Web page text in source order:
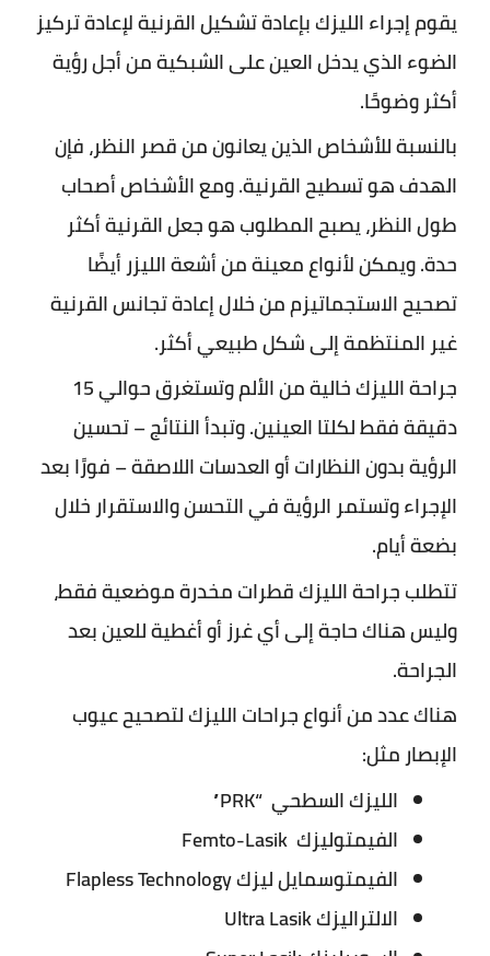
يقوم إجراء الليزك بإعادة تشكيل القرنية لإعادة تركيز
الضوء الذي يدخل العين على الشبكية من أجل رؤية
أكثر وضوحًا.
بالنسبة للأشخاص الذين يعانون من قصر النظر، فإن
الهدف هو تسطيح القرنية. ومع الأشخاص أصحاب
طول النظر، يصبح المطلوب هو جعل القرنية أكثر
حدة. ويمكن لأنواع معينة من أشعة الليزر أيضًا
تصحيح الاستجماتيزم من خلال إعادة تجانس القرنية
غير المنتظمة إلى شكل طبيعي أكثر.
جراحة الليزك خالية من الألم وتستغرق حوالي 15
دقيقة فقط لكلتا العينين. وتبدأ النتائج – تحسين
الرؤية بدون النظارات أو العدسات اللاصقة – فورًا بعد
الإجراء وتستمر الرؤية في التحسن والاستقرار خلال
بضعة أيام.
تتطلب جراحة الليزك قطرات مخدرة موضعية فقط،
وليس هناك حاجة إلى أي غرز أو أغطية للعين بعد
الجراحة.
هناك عدد من أنواع جراحات الليزك لتصحيح عيوب
الإبصار مثل:
الليزك السطحي “PRK”
الفيمتوليزك Femto-Lasik
الفيمتوسمايل ليزك Flapless Technology
الالتراليزك Ultra Lasik